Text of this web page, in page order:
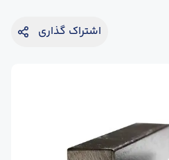
اشتراک گذاری